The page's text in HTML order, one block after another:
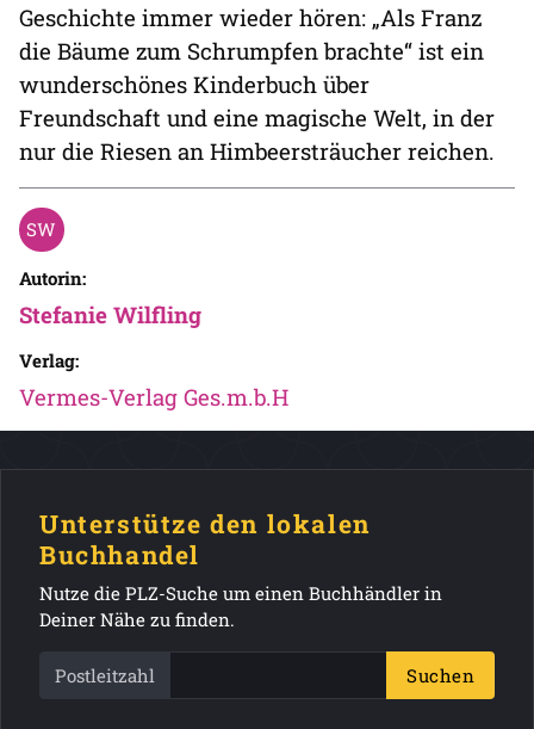
Geschichte immer wieder hören: „Als Franz
die Bäume zum Schrumpfen brachte“ ist ein
wunderschönes Kinderbuch über
Freundschaft und eine magische Welt, in der
nur die Riesen an Himbeersträucher reichen.
Autorin:
Stefanie Wilfling
Verlag:
Vermes-Verlag Ges.m.b.H
Unterstütze den lokalen
Buchhandel
Nutze die PLZ-Suche um einen Buchhändler in
Deiner Nähe zu finden.
Postleitzahl Suchen